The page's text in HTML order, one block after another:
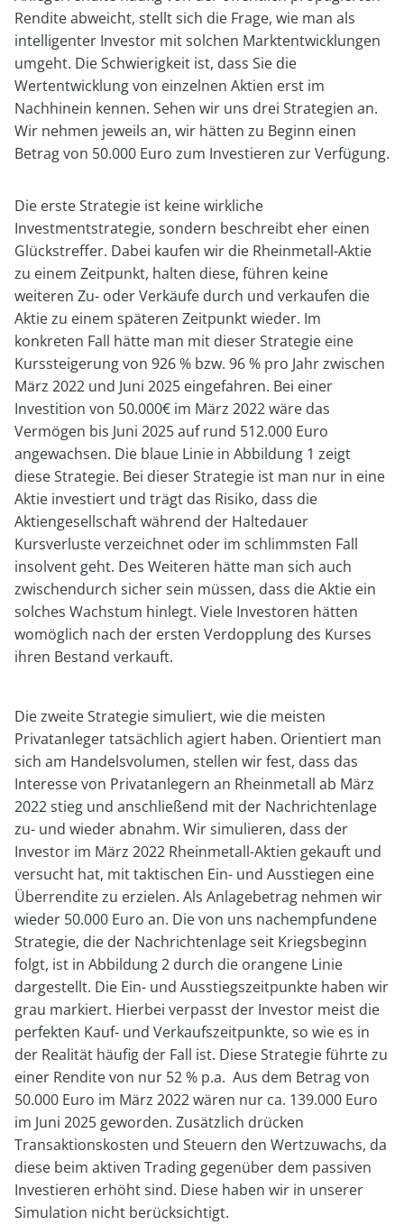
Rendite abweicht, stellt sich die Frage, wie man als
intelligenter Investor mit solchen Marktentwicklungen
umgeht. Die Schwierigkeit ist, dass Sie die
Wertentwicklung von einzelnen Aktien erst im
Nachhinein kennen. Sehen wir uns drei Strategien an.
Wir nehmen jeweils an, wir hätten zu Beginn einen
Betrag von 50.000 Euro zum Investieren zur Verfügung.
Die erste Strategie ist keine wirkliche
Investmentstrategie, sondern beschreibt eher einen
Glückstreffer. Dabei kaufen wir die Rheinmetall-Aktie
zu einem Zeitpunkt, halten diese, führen keine
weiteren Zu- oder Verkäufe durch und verkaufen die
Aktie zu einem späteren Zeitpunkt wieder. Im
konkreten Fall hätte man mit dieser Strategie eine
Kurssteigerung von 926 % bzw. 96 % pro Jahr zwischen
März 2022 und Juni 2025 eingefahren. Bei einer
Investition von 50.000€ im März 2022 wäre das
Vermögen bis Juni 2025 auf rund 512.000 Euro
angewachsen. Die blaue Linie in Abbildung 1 zeigt
diese Strategie. Bei dieser Strategie ist man nur in eine
Aktie investiert und trägt das Risiko, dass die
Aktiengesellschaft während der Haltedauer
Kursverluste verzeichnet oder im schlimmsten Fall
insolvent geht. Des Weiteren hätte man sich auch
zwischendurch sicher sein müssen, dass die Aktie ein
solches Wachstum hinlegt. Viele Investoren hätten
womöglich nach der ersten Verdopplung des Kurses
ihren Bestand verkauft.
Die zweite Strategie simuliert, wie die meisten
Privatanleger tatsächlich agiert haben. Orientiert man
sich am Handelsvolumen, stellen wir fest, dass das
Interesse von Privatanlegern an Rheinmetall ab März
2022 stieg und anschließend mit der Nachrichtenlage
zu- und wieder abnahm. Wir simulieren, dass der
Investor im März 2022 Rheinmetall-Aktien gekauft und
versucht hat, mit taktischen Ein- und Ausstiegen eine
Überrendite zu erzielen. Als Anlagebetrag nehmen wir
wieder 50.000 Euro an. Die von uns nachempfundene
Strategie, die der Nachrichtenlage seit Kriegsbeginn
folgt, ist in Abbildung 2 durch die orangene Linie
dargestellt. Die Ein- und Ausstiegszeitpunkte haben wir
grau markiert. Hierbei verpasst der Investor meist die
perfekten Kauf- und Verkaufszeitpunkte, so wie es in
der Realität häufig der Fall ist. Diese Strategie führte zu
einer Rendite von nur 52 % p.a. Aus dem Betrag von
50.000 Euro im März 2022 wären nur ca. 139.000 Euro
im Juni 2025 geworden. Zusätzlich drücken
Transaktionskosten und Steuern den Wertzuwachs, da
diese beim aktiven Trading gegenüber dem passiven
Investieren erhöht sind. Diese haben wir in unserer
Simulation nicht berücksichtigt.